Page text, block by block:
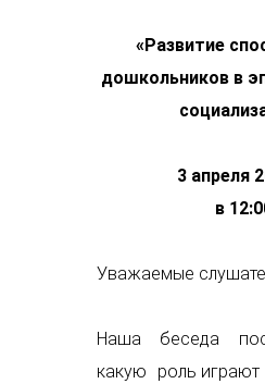
« Развитие
дошкольников в
3 апреля
в
Уважаемые
Наша беседа
какую роль играют